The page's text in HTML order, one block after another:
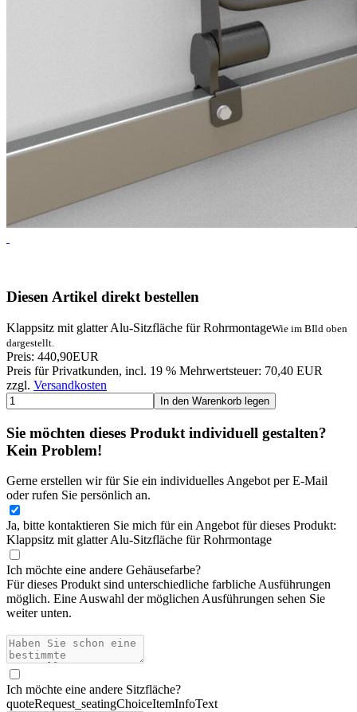
Diesen Artikel direkt bestellen
Klappsitz mit glatter Alu-Sitzfläche für RohrmontageWie im BIld oben
dargestellt.
Preis: 440,90EUR
Preis für Privatkunden, incl. 19 % Mehrwertsteuer: 70,40 EUR
zzgl. Versandkosten
In den Warenkorb legen
Sie möchten dieses Produkt individuell gestalten?
Kein Problem!
Gerne erstellen wir für Sie ein individuelles Angebot per E-Mail
oder rufen Sie persönlich an.
Ja, bitte kontaktieren Sie mich für ein Angebot für dieses Produkt:
Klappsitz mit glatter Alu-Sitzfläche für Rohrmontage
Ich möchte eine andere Gehäusefarbe?
Für dieses Produkt sind unterschiedliche farbliche Ausführungen
möglich. Eine Auswahl der möglichen Ausführungen sehen Sie
weiter unten.
Ich möchte eine andere Sitzfläche?
quoteRequest_seatingChoiceItemInfoText